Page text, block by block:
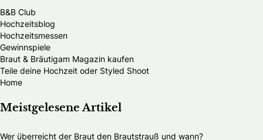
B&B Club
Hochzeitsblog
Hochzeitsmessen
Gewinnspiele
Braut & Bräutigam Magazin kaufen
Teile deine Hochzeit oder Styled Shoot
Home
Meistgelesene Artikel
Wer überreicht der Braut den Brautstrauß und wann?